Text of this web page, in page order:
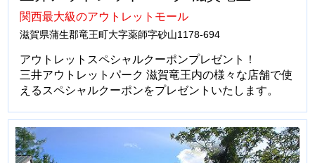
関西最大級のアウトレットモール
滋賀県蒲生郡竜王町大字薬師字砂山1178-694
アウトレットスペシャルクーポンプレゼント！
三井アウトレットパーク 滋賀竜王内の様々な店舗で使
えるスペシャルクーポンをプレゼントいたします。